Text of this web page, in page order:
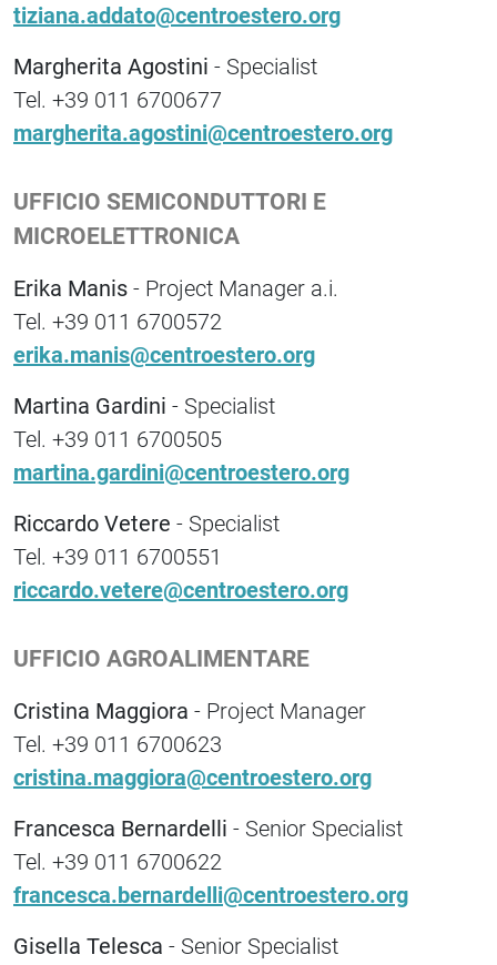
tiziana.addato@centroestero.org
Margherita Agostini - Specialist
Tel. +39 011 6700677
margherita.agostini@centroestero.org
UFFICIO SEMICONDUTTORI E
MICROELETTRONICA
Erika Manis - Project Manager a.i.
Tel. +39 011 6700572
erika.manis@centroestero.org
Martina Gardini - Specialist
Tel. +39 011 6700505
martina.gardini@centroestero.org
Riccardo Vetere - Specialist
Tel. +39 011 6700551
riccardo.vetere@centroestero.org
UFFICIO AGROALIMENTARE
Cristina Maggiora - Project Manager
Tel. +39 011 6700623
cristina.maggiora@centroestero.org
Francesca Bernardelli - Senior Specialist
Tel. +39 011 6700622
francesca.bernardelli@centroestero.org
Gisella Telesca - Senior Specialist